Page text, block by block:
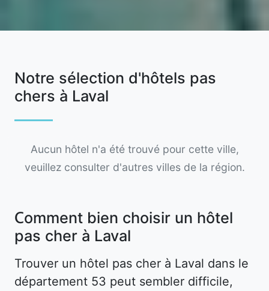
Notre sélection d'hôtels pas
chers à Laval
Aucun hôtel n'a été trouvé pour cette ville,
veuillez consulter d'autres villes de la région.
Comment bien choisir un hôtel
pas cher à Laval
Trouver un hôtel pas cher à Laval dans le
département 53 peut sembler difficile,